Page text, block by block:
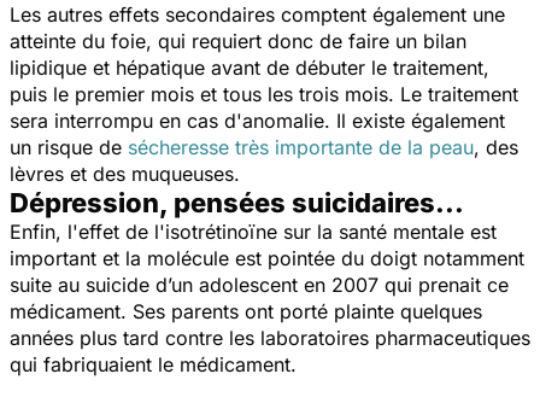
Les autres effets secondaires comptent également une
atteinte du foie, qui requiert donc de faire un bilan
lipidique et hépatique avant de débuter le traitement,
puis le premier mois et tous les trois mois. Le traitement
sera interrompu en cas d'anomalie. Il existe également
un risque de sécheresse très importante de la peau, des
lèvres et des muqueuses.
Dépression, pensées suicidaires...
Enfin, l'effet de l'isotrétinoïne sur la santé mentale est
important et la molécule est pointée du doigt notamment
suite au suicide d’un adolescent en 2007 qui prenait ce
médicament. Ses parents ont porté plainte quelques
années plus tard contre les laboratoires pharmaceutiques
qui fabriquaient le médicament.